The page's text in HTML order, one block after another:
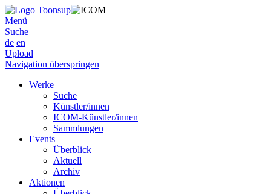
Menü
Suche
de en
Upload
Navigation überspringen
Werke
Suche
Künstler/innen
ICOM-Künstler/innen
Sammlungen
Events
Überblick
Aktuell
Archiv
Aktionen